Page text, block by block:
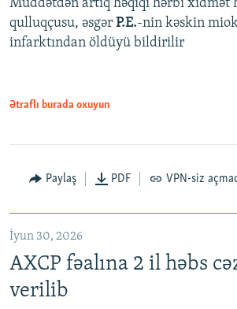
Müddətdən artıq həqiqi hərbi xidmət
qulluqçusu, əsgər P.E.-nin kəskin
infarktından öldüyü bildirilir
Ətraflı burada oxuyun
Paylaş PDF VPN-siz
İyun 30, 2026
AXCP fəalına 2 il həbs
verilib